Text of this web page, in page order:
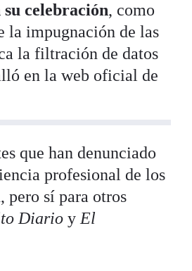
su celebración, como
la impugnación de las
la filtración de datos
en la web oficial de
que han denunciado
profesional de los
pero sí para otros
Diario yEl